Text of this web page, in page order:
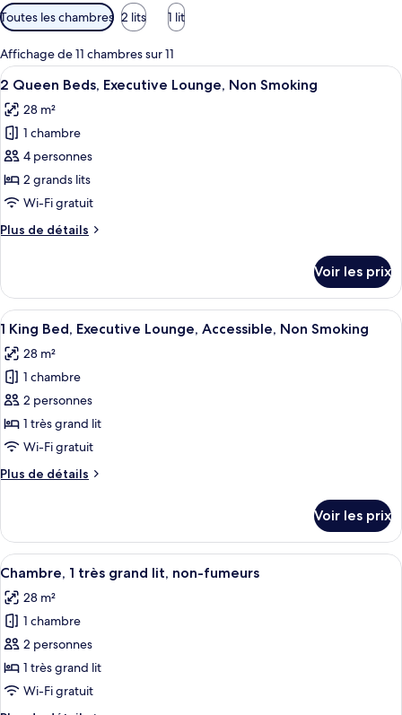
Filtres
disponibles
pour
les
chambres
Toutes les chambres 2 lits 1 lit
Affichage de 11 chambres sur 11
Afficher
toutes
les
photos
pour
ce
type
chambre :
Beds,
Executive
Lounge,
Non
Smoking
Une chambre d’hôtel avec deux
17
2 Queen Beds, Executive Lounge, Non Smoking
28 m²
1 chambre
4 personnes
2 grands lits
Wi-Fi gratuit
Plus de détails
Plus
le
type
de
chambre
2
Queen
Executive
Lounge,
Non
Smoking
Voir les prix
Afficher
toutes
les
photos
pour
ce
type
chambre :
Bed,
Executive
Lounge,
Accessible,
Non
Smoking
Une chambre d’hôtel avec un
20
1 King Bed, Executive Lounge, Accessible, Non Smoking
28 m²
1 chambre
2 personnes
1 très grand lit
Wi-Fi gratuit
Plus de détails
Plus
le
type
de
King
Executive
Lounge,
Accessible,
Non
Voir les prix
Afficher
toutes
les
photos
pour
ce
type
Une chambre d’hôtel équipée d’un
17
Chambre, 1 très grand lit, non-fumeurs
28 m²
1 chambre
2 personnes
1 très grand lit
Wi-Fi gratuit